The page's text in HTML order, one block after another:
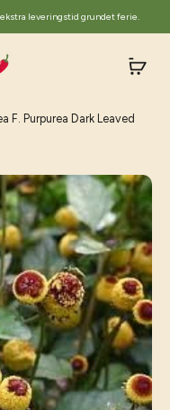
ekstra leveringstid grundet ferie.
F. Purpurea Dark Leaved